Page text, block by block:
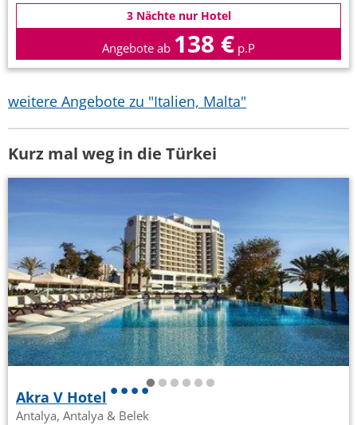
3 Nächte nur Hotel
Angebote ab 138 € p.P
weitere Angebote zu "Italien, Malta"
Kurz mal weg in die Türkei
Akra V Hotel
Antalya, Antalya & Belek